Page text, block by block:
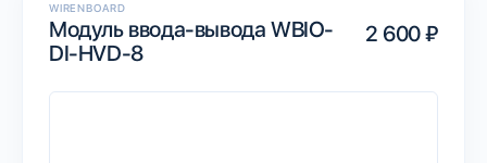
WIRENBOARD
Модуль ввода-вывода WBIO-
DI-HVD-8
2 600 ₽